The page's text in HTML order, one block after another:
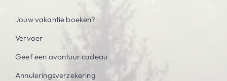
Jouw vakantie boeken?
Vervoer
Geef een avontuur cadeau
Annuleringsverzekering